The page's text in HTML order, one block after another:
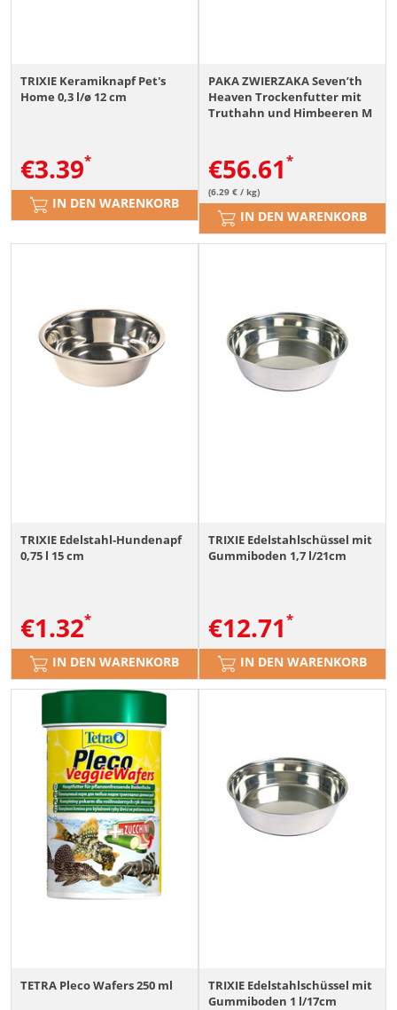
TRIXIE Keramiknapf Pet's
Home 0,3 l/ø 12 cm
€3.39
IN DEN WARENKORB
PAKA ZWIERZAKA Seven’th
Heaven Trockenfutter mit
Truthahn und Himbeeren M
€56.61
(6.29 € / kg)
IN DEN WARENKORB
TRIXIE Edelstahl-Hundenapf
0,75 l 15 cm
€1.32
IN DEN WARENKORB
TRIXIE Edelstahlschüssel mit
Gummiboden 1,7 l/21cm
€12.71
IN DEN WARENKORB
TETRA Pleco Wafers 250 ml
TRIXIE Edelstahlschüssel mit
Gummiboden 1 l/17cm